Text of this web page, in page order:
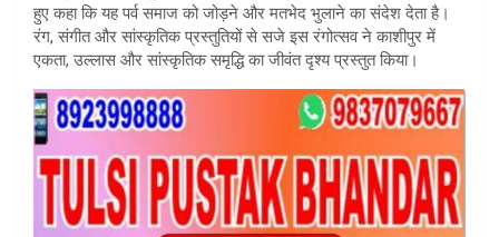
हुए कहा कि यह पर्व समाज को जोड़ने और मतभेद भुलाने का संदेश देता है।
रंग, संगीत और सांस्कृतिक प्रस्तुतियों से सजे इस रंगोत्सव ने काशीपुर में
एकता, उल्लास और सांस्कृतिक समृद्धि का जीवंत दृश्य प्रस्तुत किया।